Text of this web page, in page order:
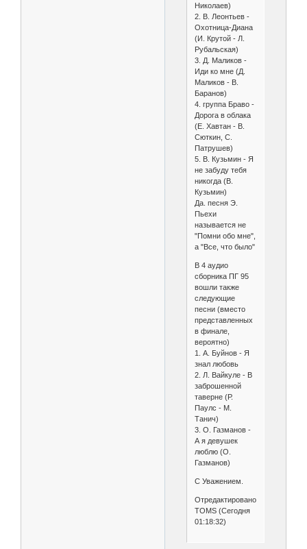
Николаев)
2. В. Леонтьев -
Охотница-Диана
(И. Крутой - Л.
Рубальская)
3. Д. Маликов -
Иди ко мне (Д.
Маликов - В.
Баранов)
4. группа Браво -
Дорога в облака
(Е. Хавтан - В.
Сюткин, С.
Патрушев)
5. В. Кузьмин - Я
не забуду тебя
никогда (В.
Кузьмин)
Да. песня Э.
Пьехи
называется не
"Помни обо мне",
а "Все, что было"
В 4 аудио
сборника ПГ 95
вошли также
следующие
песни (вместо
представленных
в финале,
вероятно)
1. А. Буйнов - Я
знал любовь
2. Л. Вайкуле - В
заброшенной
таверне (Р.
Паулс - М.
Танич)
3. О. Газманов -
А я девушек
люблю (О.
Газманов)
С Уважением.
Отредактировано
TOMS (Сегодня
01:18:32)